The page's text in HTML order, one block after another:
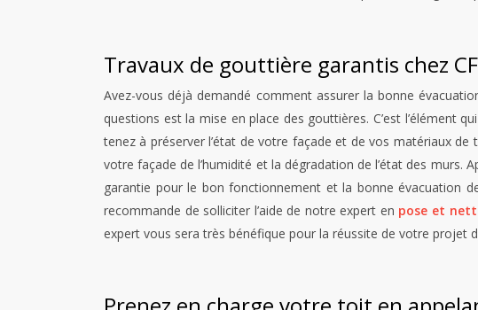
Travaux de gouttière garantis chez CF
Avez-vous déjà demandé comment assurer la bonne
questions est la mise en place des gouttières. C’est l’élément
tenez à préserver l’état de votre façade et de vos matériaux
votre façade de l’humidité et la dégradation de l’état des murs.
garantie pour le bon fonctionnement et la bonne évacuation
recommande de solliciter l’aide de notre expert en pose et
expert vous sera très bénéfique pour la réussite de votre projet